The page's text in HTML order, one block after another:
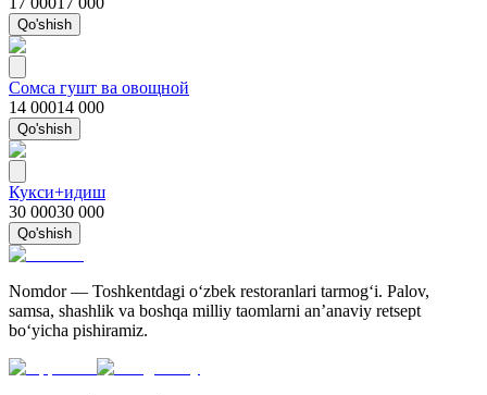
Qo'shish
Сомса гушт ва овощной
14 00014 000
Qo'shish
Кукси+идиш
30 00030 000
Qo'shish
Nomdor — Toshkentdagi oʻzbek restoranlari tarmogʻi. Palov,
samsa, shashlik va boshqa milliy taomlarni an’anaviy retsept
bo‘yicha pishiramiz.